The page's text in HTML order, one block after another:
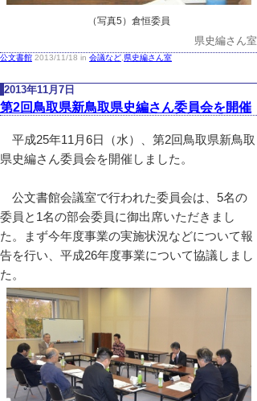
（写真5）倉恒委員
県史編さん室
公文書館 2013/11/18 in 会議など,県史編さん室
2013年11月7日
第2回鳥取県新鳥取県史編さん委員会を開催
平成25年11月6日（水）、第2回鳥取県新鳥取
県史編さん委員会を開催しました。
公文書館会議室で行われた委員会は、5名の
委員と1名の部会委員に御出席いただきまし
た。まず今年度事業の実施状況などについて報
告を行い、平成26年度事業について協議しまし
た。